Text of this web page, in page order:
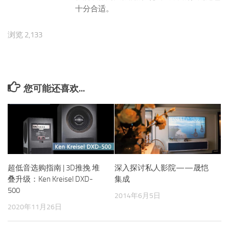
十分合适。
浏览 2,133
您可能还喜欢...
超低音选购指南 | 3D推挽 堆
叠升级：Ken Kreisel DXD-
500
2020年11月26日
深入探讨私人影院——晟恺
集成
2014年6月5日